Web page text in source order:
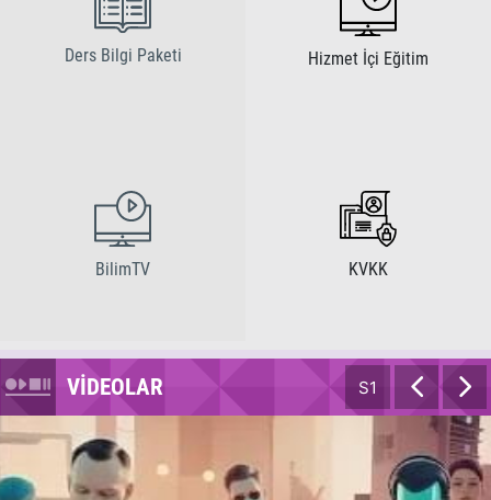
Ders Bilgi Paketi Hizmet İçi Eğitim
BilimTV KVKK
VİDEOLAR S1